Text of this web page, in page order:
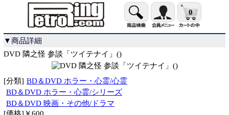
0
▼商品詳細
DVD 隣之怪 参談「ツイテナイ」()
[分類] BD＆DVD ホラー・心霊/心霊
BD＆DVD ホラー・心霊/シリーズ
BD＆DVD 映画・その他/ドラマ